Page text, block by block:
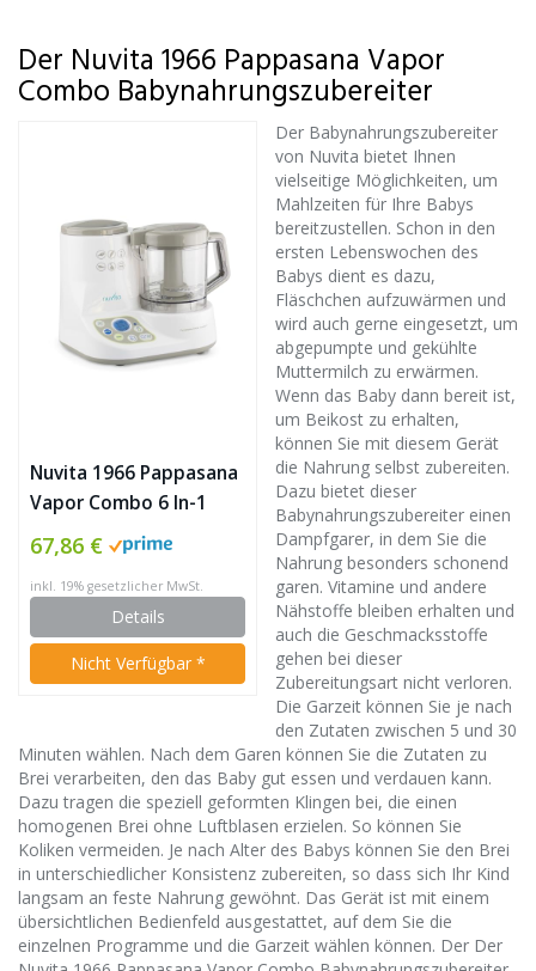
Der Nuvita 1966 Pappasana Vapor
Combo Babynahrungszubereiter
Nuvita 1966 Pappasana
Vapor Combo 6 In-1
Babynahrungszubereiter
– Dampfgarer –
Flaschenwärmer –
Homogenisator –
Entfroster –
Stahlklingen Mixer –
Vaporisator –
Italienisches Design
67,86 €
inkl. 19% gesetzlicher MwSt.
Details
Nicht Verfügbar *
Der Babynahrungszubereiter
von Nuvita bietet Ihnen
vielseitige Möglichkeiten, um
Mahlzeiten für Ihre Babys
bereitzustellen. Schon in den
ersten Lebenswochen des
Babys dient es dazu,
Fläschchen aufzuwärmen und
wird auch gerne eingesetzt, um
abgepumpte und gekühlte
Muttermilch zu erwärmen.
Wenn das Baby dann bereit ist,
um Beikost zu erhalten,
können Sie mit diesem Gerät
die Nahrung selbst zubereiten.
Dazu bietet dieser
Babynahrungszubereiter einen
Dampfgarer, in dem Sie die
Nahrung besonders schonend
garen. Vitamine und andere
Nähstoffe bleiben erhalten und
auch die Geschmacksstoffe
gehen bei dieser
Zubereitungsart nicht verloren.
Die Garzeit können Sie je nach
den Zutaten zwischen 5 und 30
Minuten wählen. Nach dem Garen können Sie die Zutaten zu
Brei verarbeiten, den das Baby gut essen und verdauen kann.
Dazu tragen die speziell geformten Klingen bei, die einen
homogenen Brei ohne Luftblasen erzielen. So können Sie
Koliken vermeiden. Je nach Alter des Babys können Sie den Brei
in unterschiedlicher Konsistenz zubereiten, so dass sich Ihr Kind
langsam an feste Nahrung gewöhnt. Das Gerät ist mit einem
übersichtlichen Bedienfeld ausgestattet, auf dem Sie die
einzelnen Programme und die Garzeit wählen können. Der Der